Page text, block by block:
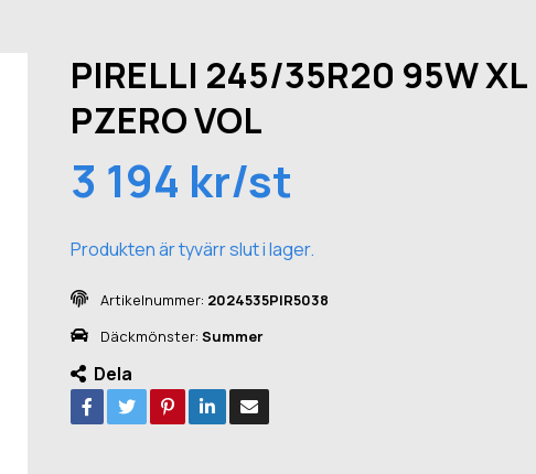
PIRELLI 245/35R20 95W XL
PZERO VOL
3 194 kr/st
Produkten är tyvärr slut i lager.
Artikelnummer: 2024535PIR5038
Däckmönster: Summer
Dela